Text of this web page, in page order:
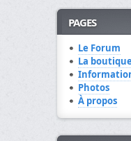
PAGES
Le Forum
La boutique
Photos
À propos